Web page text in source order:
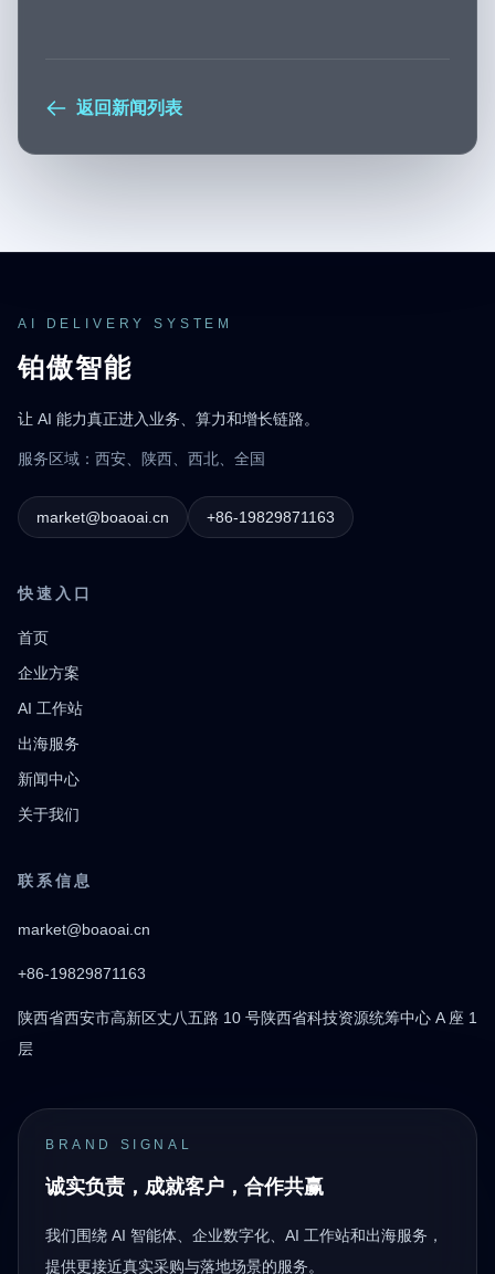
返回新闻列表
AI DELIVERY SYSTEM
铂傲智能
让 AI 能力真正进入业务、算力和增长链路。
服务区域：西安、陕西、西北、全国
market@boaoai.cn +86-19829871163
快速入口
首页
企业方案
AI 工作站
出海服务
新闻中心
关于我们
联系信息
market@boaoai.cn
+86-19829871163
陕西省西安市高新区丈八五路 10 号陕西省科技资源统筹中心 A 座 1
层
BRAND SIGNAL
诚实负责，成就客户，合作共赢
我们围绕 AI 智能体、企业数字化、AI 工作站和出海服务，
提供更接近真实采购与落地场景的服务。